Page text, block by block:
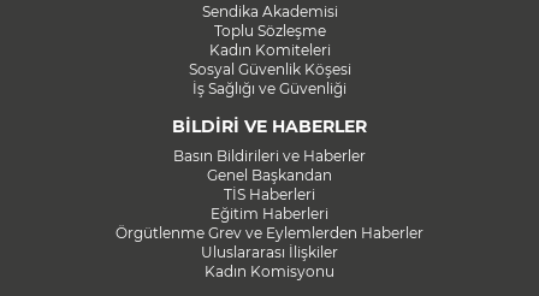
Sendika Akademisi
Toplu Sözleşme
Kadın Komiteleri
Sosyal Güvenlik Köşesi
İş Sağlığı ve Güvenliği
BİLDİRİ VE HABERLER
Basın Bildirileri ve Haberler
Genel Başkandan
TİS Haberleri
Eğitim Haberleri
Örgütlenme Grev ve Eylemlerden Haberler
Uluslararası İlişkiler
Kadın Komisyonu